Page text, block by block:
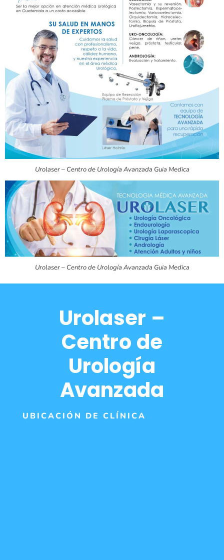
Urolaser – Centro de Urología Avanzada Guia Medica
Urolaser – Centro de Urología Avanzada Guia Medica
Urolaser –
Centro de
Urología
Avanzada
UBICACIÓN DE CLÍNICA